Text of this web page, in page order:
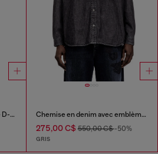
Jeans Relaxed Taille Moyenne D-Livery Chemise en denim avec emblème brodé
275,00 C$550,00 C$-50%
GRIS